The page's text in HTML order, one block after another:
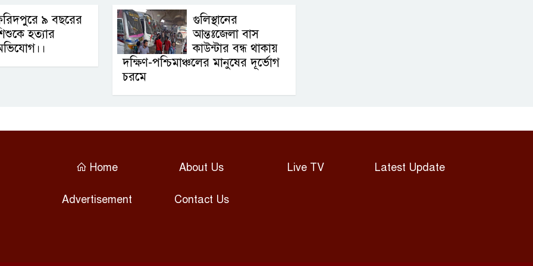
৯ বছরের
হত্যার
গুলিস্থানের
আন্তঃজেলা বাস
কাউন্টার বন্ধ থাকায়
দক্ষিণ-পশ্চিমাঞ্চলের মানুষের দূর্ভোগ
চরমে
Home About Us Live TV Latest Update
Advertisement Contact Us